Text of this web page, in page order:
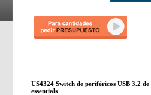
US4324 Switch de periféricos USB 3.2
essentials